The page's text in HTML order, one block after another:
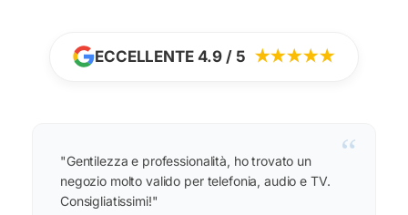
ECCELLENTE 4.9 / 5 ★★★★★
“
"Gentilezza e professionalità, ho trovato un
negozio molto valido per telefonia, audio e TV.
Consigliatissimi!"